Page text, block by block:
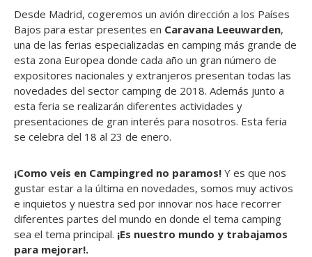
Desde Madrid, cogeremos un avión dirección a los Países
Bajos para estar presentes en Caravana Leeuwarden,
una de las ferias especializadas en camping más grande de
esta zona Europea donde cada año un gran número de
expositores nacionales y extranjeros presentan todas las
novedades del sector camping de 2018. Además junto a
esta feria se realizarán diferentes actividades y
presentaciones de gran interés para nosotros. Esta feria
se celebra del 18 al 23 de enero.
¡Como veis en Campingred no paramos! Y es que nos
gustar estar a la última en novedades, somos muy activos
e inquietos y nuestra sed por innovar nos hace recorrer
diferentes partes del mundo en donde el tema camping
sea el tema principal. ¡Es nuestro mundo y trabajamos
para mejorar!.